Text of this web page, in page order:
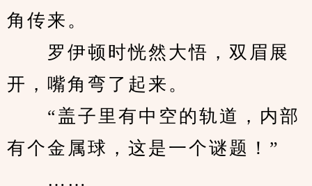
角传来。
罗伊顿时恍然大悟，双眉展
开，嘴角弯了起来。
“盖子里有中空的轨道，内部
有个金属球，这是一个谜题！”
……